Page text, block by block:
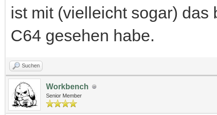
ist mit (vielleicht sogar)
C64 gesehen habe.
Suchen
Workbench
Senior Member